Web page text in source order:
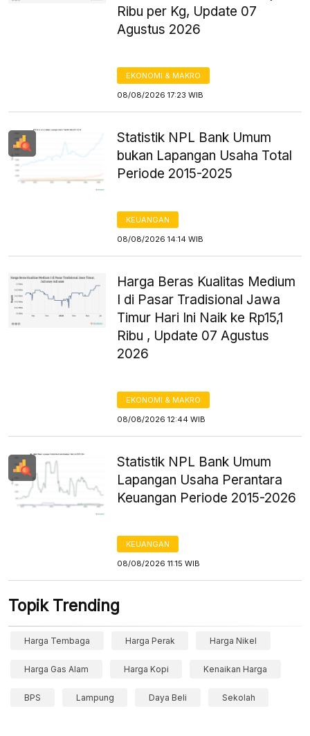
Ribu per Kg, Update 07
Agustus 2026
EKONOMI & MAKRO
08/08/2026 17:23 WIB
Statistik NPL Bank Umum
bukan Lapangan Usaha Total
Periode 2015-2025
KEUANGAN
08/08/2026 14:14 WIB
Harga Beras Kualitas Medium
I di Pasar Tradisional Jawa
Timur Hari Ini Naik ke Rp15,1
Ribu , Update 07 Agustus
2026
EKONOMI & MAKRO
08/08/2026 12:44 WIB
Statistik NPL Bank Umum
Lapangan Usaha Perantara
Keuangan Periode 2015-2026
KEUANGAN
08/08/2026 11:15 WIB
Topik Trending
Harga Tembaga Harga Perak Harga Nikel
Harga Gas Alam Harga Kopi Kenaikan Harga
BPS Lampung Daya Beli Sekolah